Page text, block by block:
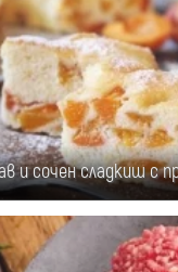
и сочен сладкиш с